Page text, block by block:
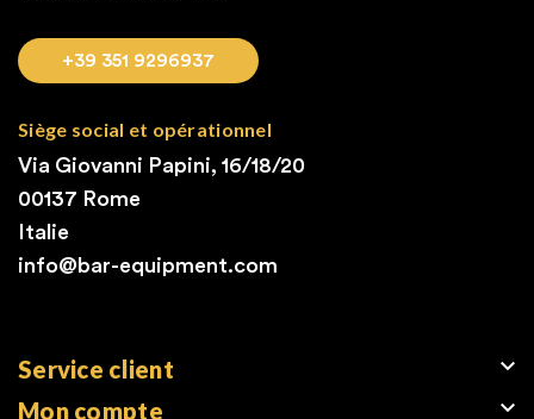
+39 351 9296937
Siège social et opérationnel
Via Giovanni Papini, 16/18/20
00137 Rome
Italie
info@bar-equipment.com
Service client

Mon compte
